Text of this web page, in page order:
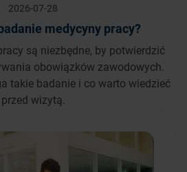
2026-07-28
medycyny pracy?
są niezbędne, by potwierdzić
obowiązków zawodowych.
takie badanie i co warto wiedzieć
przed wizytą.